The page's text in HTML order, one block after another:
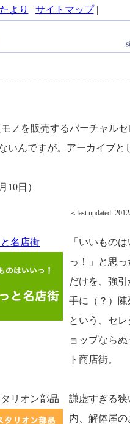
より | サイトマップ|
ノを販売するバーチャル
いんですが。アーカイブと
10日）
＜last updated:
名店街
「いいもの
っ！」と思っ
だけを、強引
手に（？）陳
という、セレ
ョップならぬ
ト商店街。
リオン部品
謙虚すぎる狭
内、解体屋の